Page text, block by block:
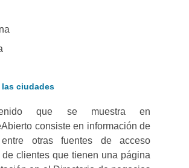
las ciudades
que se muestra en
consiste en información de
entre otras fuentes de acceso
de clientes que tienen una página